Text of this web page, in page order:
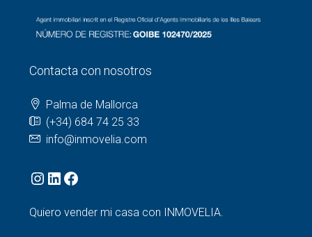
Contacta con nosotros
Palma de Mallorca
(+34) 684 74 25 33
info@inmovelia.com
Quiero vender mi casa con INMOVELIA.